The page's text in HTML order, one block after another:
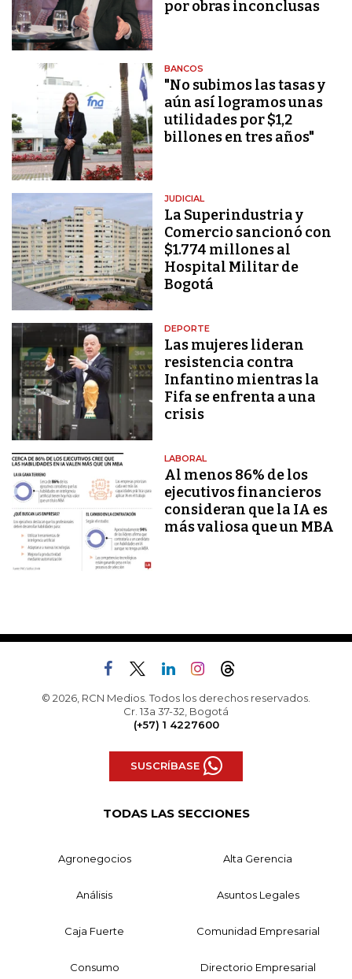
por obras inconclusas
BANCOS
"No subimos las tasas y
aún así logramos unas
utilidades por $1,2
billones en tres años"
JUDICIAL
La Superindustria y
Comercio sancionó con
$1.774 millones al
Hospital Militar de
Bogotá
DEPORTE
Las mujeres lideran
resistencia contra
Infantino mientras la
Fifa se enfrenta a una
crisis
LABORAL
Al menos 86% de los
ejecutivos financieros
consideran que la IA es
más valiosa que un MBA
© 2026, RCN Medios. Todos los derechos reservados.
Cr. 13a 37-32, Bogotá
(+57) 1 4227600
SUSCRÍBASE
TODAS LAS SECCIONES
Agronegocios Alta Gerencia
Análisis Asuntos Legales
Caja Fuerte Comunidad Empresarial
Consumo Directorio Empresarial